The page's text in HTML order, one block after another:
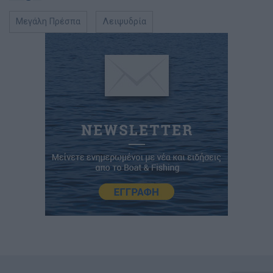
Μεγάλη Πρέσπα Λειψυδρία